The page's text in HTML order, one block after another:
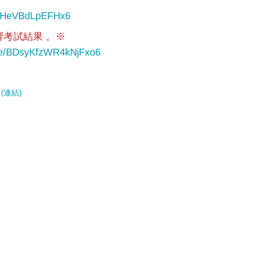
試結果 。※
BDsyKfzWR4kNjFxo6
(連結)